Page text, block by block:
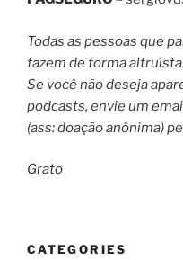
Todas as pessoas que
fazem de forma altruísta.
Se você não deseja
podcasts, envie um
(ass: doação anônima)
Grato
CATEGORIES